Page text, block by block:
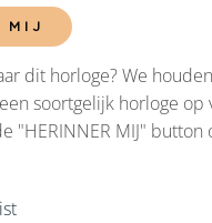
MIJ
dit horloge? We
soortgelijk horloge op
"HERINNER MIJ" button